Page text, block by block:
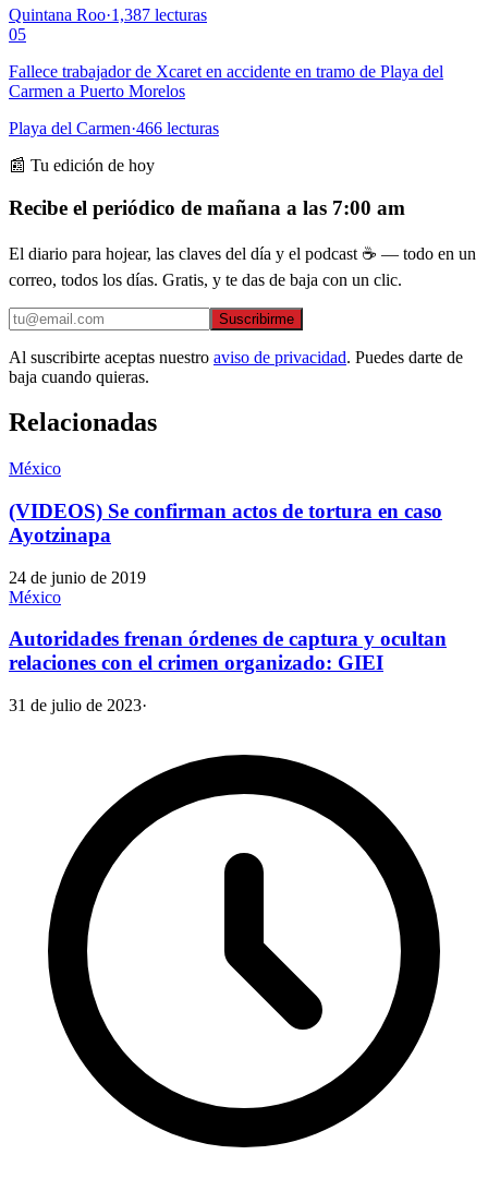
Quintana Roo·1,387 lecturas
05
Fallece trabajador de Xcaret en accidente en tramo de Playa del
Carmen a Puerto Morelos
Playa del Carmen·466 lecturas
📰 Tu edición de hoy
Recibe el periódico de mañana a las 7:00 am
El diario para hojear, las claves del día y el podcast ☕ — todo en un
correo, todos los días. Gratis, y te das de baja con un clic.
Suscribirme
Al suscribirte aceptas nuestro aviso de privacidad. Puedes darte de
baja cuando quieras.
Relacionadas
México
(VIDEOS) Se confirman actos de tortura en caso
Ayotzinapa
24 de junio de 2019
México
Autoridades frenan órdenes de captura y ocultan
relaciones con el crimen organizado: GIEI
31 de julio de 2023·